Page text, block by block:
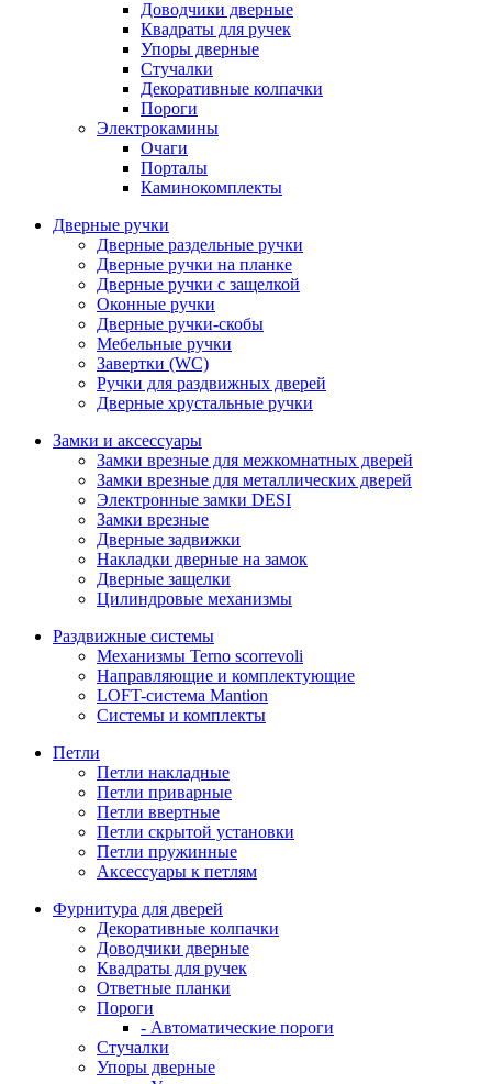
Доводчики дверные
Квадраты для ручек
Упоры дверные
Стучалки
Декоративные колпачки
Пороги
Электрокамины
Очаги
Порталы
Каминокомплекты
Дверные ручки
Дверные раздельные ручки
Дверные ручки на планке
Дверные ручки с защелкой
Оконные ручки
Дверные ручки-скобы
Мебельные ручки
Завертки (WC)
Ручки для раздвижных дверей
Дверные хрустальные ручки
Замки и аксессуары
Замки врезные для межкомнатных дверей
Замки врезные для металлических дверей
Электронные замки DESI
Замки врезные
Дверные задвижки
Накладки дверные на замок
Дверные защелки
Цилиндровые механизмы
Раздвижные системы
Механизмы Terno scorrevoli
Направляющие и комплектующие
LOFT-cистема Mantion
Системы и комплекты
Петли
Петли накладные
Петли приварные
Петли ввертные
Петли скрытой установки
Петли пружинные
Аксессуары к петлям
Фурнитура для дверей
Декоративные колпачки
Доводчики дверные
Квадраты для ручек
Ответные планки
Пороги
- Автоматические пороги
Стучалки
Упоры дверные